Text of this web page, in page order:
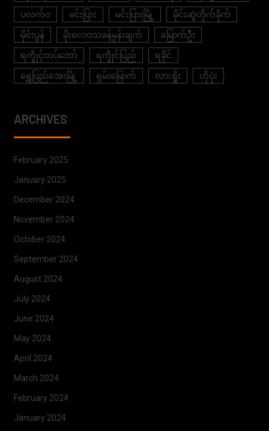
ပလက်ဝ မင်းပြား မင်းပြားမြို့ မိုင်းဆွဲတိုက်ခိုက်
မိုင်းပွန် မိုးလေဝသခန့်မှန်းချက် မြောက်ဦး
ရက္ခိုင့်တပ်တော် ရက္ခိုင်ပြည် ရခိုင်
ရွှေပြည်အေးမြို့ ရှမ်းမြောက် လားရှိုး ဟိုပုံး
ARCHIVES
February 2025
January 2025
December 2024
November 2024
October 2024
September 2024
August 2024
July 2024
June 2024
May 2024
April 2024
March 2024
February 2024
January 2024